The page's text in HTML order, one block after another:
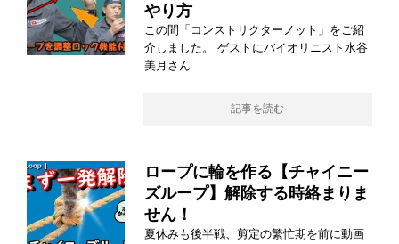
やり方
この間「コンストリクターノット」をご紹
介しました。 ゲストにバイオリニスト水谷
美月さん
記事を読む
ロープに輪を作る【チャイニー
ズループ】解除する時絡まりま
せん！
夏休みも後半戦、剪定の繁忙期を前に動画